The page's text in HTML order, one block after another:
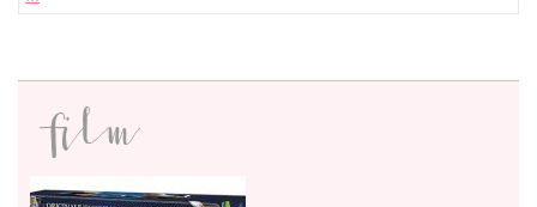
film